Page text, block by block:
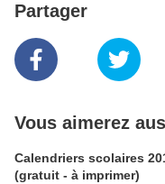
Partager
Vous aimerez
Calendriers scolaires
(gratuit - à imprimer)